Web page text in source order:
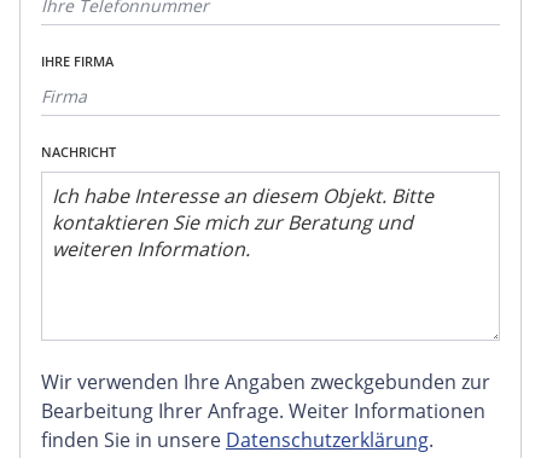
IHRE FIRMA
NACHRICHT
Wir verwenden Ihre Angaben zweckgebunden zur
Bearbeitung Ihrer Anfrage. Weiter Informationen
finden Sie in unsere Datenschutzerklärung.
FACEBOOK